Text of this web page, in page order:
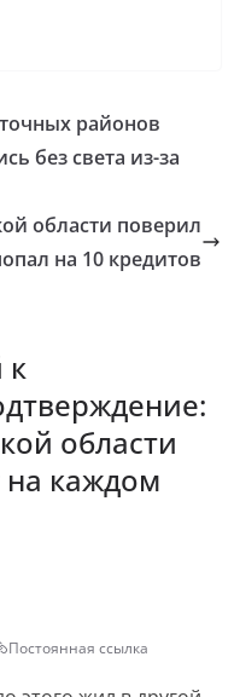
районов
без света из-за
области поверил
на 10 кредитов
к
области
на каждом
Постоянная ссылка